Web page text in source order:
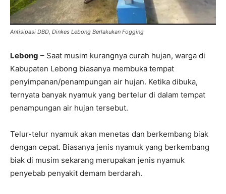
Antisipasi DBD, Dinkes Lebong Berlakukan Fogging
Lebong – Saat musim kurangnya curah hujan, warga di
Kabupaten Lebong biasanya membuka tempat
penyimpanan/penampungan air hujan. Ketika dibuka,
ternyata banyak nyamuk yang bertelur di dalam tempat
penampungan air hujan tersebut.
Telur-telur nyamuk akan menetas dan berkembang biak
dengan cepat. Biasanya jenis nyamuk yang berkembang
biak di musim sekarang merupakan jenis nyamuk
penyebab penyakit demam berdarah.